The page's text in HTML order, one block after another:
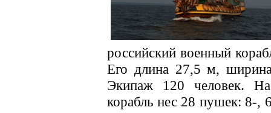
российский военный
Его длина 27,5 м,
Экипаж 120 человек.
корабль нес 28 пушек: 8-,